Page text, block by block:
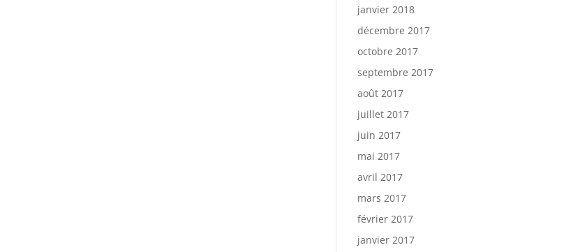
janvier 2018
décembre 2017
octobre 2017
septembre 2017
août 2017
juillet 2017
juin 2017
mai 2017
avril 2017
mars 2017
février 2017
janvier 2017